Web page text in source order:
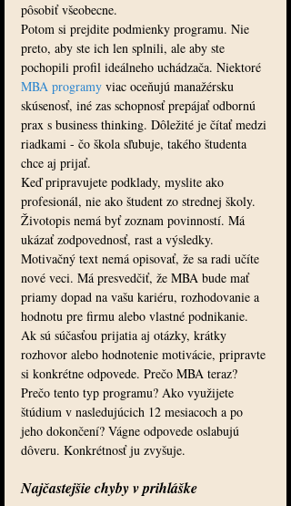
pôsobiť všeobecne.
Potom si prejdite podmienky programu. Nie
preto, aby ste ich len splnili, ale aby ste
pochopili profil ideálneho uchádzača. Niektoré
MBA programy viac oceňujú manažérsku
skúsenosť, iné zas schopnosť prepájať odbornú
prax s business thinking. Dôležité je čítať medzi
riadkami - čo škola sľubuje, takého študenta
chce aj prijať.
Keď pripravujete podklady, myslite ako
profesionál, nie ako študent zo strednej školy.
Životopis nemá byť zoznam povinností. Má
ukázať zodpovednosť, rast a výsledky.
Motivačný text nemá opisovať, že sa radi učíte
nové veci. Má presvedčiť, že MBA bude mať
priamy dopad na vašu kariéru, rozhodovanie a
hodnotu pre firmu alebo vlastné podnikanie.
Ak sú súčasťou prijatia aj otázky, krátky
rozhovor alebo hodnotenie motivácie, pripravte
si konkrétne odpovede. Prečo MBA teraz?
Prečo tento typ programu? Ako využijete
štúdium v nasledujúcich 12 mesiacoch a po
jeho dokončení? Vágne odpovede oslabujú
dôveru. Konkrétnosť ju zvyšuje.
Najčastejšie chyby v prihláške